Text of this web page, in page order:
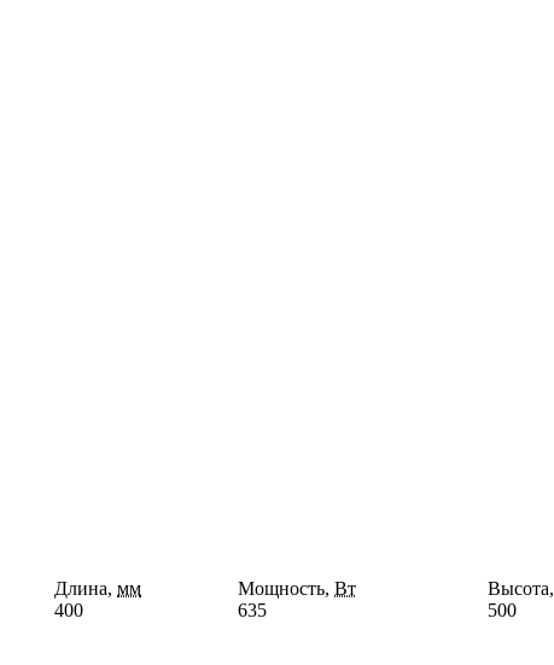
Длина, мм Мощность, Вт Высота,
400 635
500